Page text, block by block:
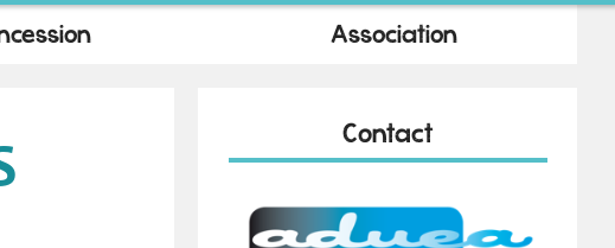
Association
Contact